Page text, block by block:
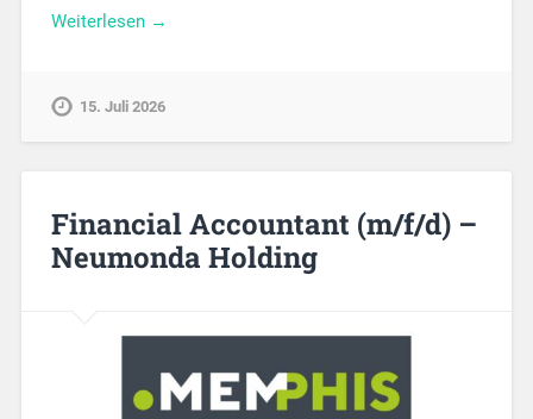
Weiterlesen →
15. Juli 2026
Financial Accountant (m/f/d) –
Neumonda Holding